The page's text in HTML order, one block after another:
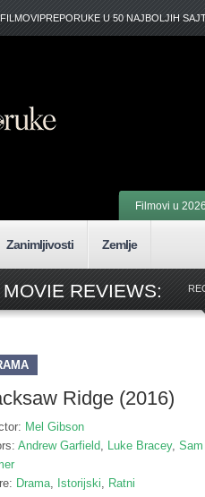
FILMOVIPREPORUKE U 50 NAJBOLJIH
Filmovi u 2026
Zanimljivosti Zemlje
REVIEWS:
Ridge (2016)
Mel Gibson
Andrew Garfield, Luke Bracey,
Drama, Istorijski, Ratni